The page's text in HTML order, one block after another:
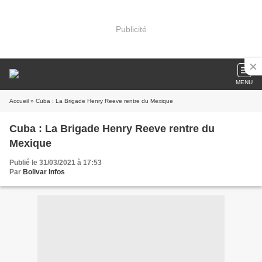
Publicité
MENU
Accueil » Cuba : La Brigade Henry Reeve rentre du Mexique
Cuba : La Brigade Henry Reeve rentre du
Mexique
Publié le 31/03/2021 à 17:53
Par Bolivar Infos